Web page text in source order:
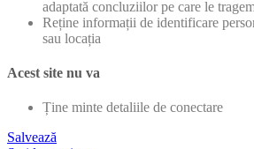
adaptată concluziilor pe care le
Reține informații de identificare
sau locația
Acest site nu va
Ține minte detaliile de conectare
Salvează